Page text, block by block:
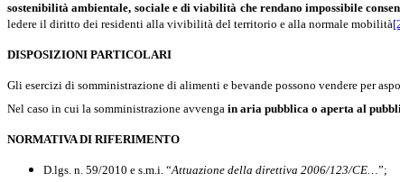
sostenibilità ambientale, sociale e di viabilità che rendano impossibile
ledere il diritto dei residenti alla vivibilità del territorio e alla normale mobilità
DISPOSIZIONI PARTICOLARI
Gli esercizi di somministrazione di alimenti e bevande possono vendere per
Nel caso in cui la somministrazione avvenga in aria pubblica o aperta al
NORMATIVA DI RIFERIMENTO
D.lgs. n. 59/2010 e s.m.i. “Attuazione della direttiva 2006/123/CE…”;